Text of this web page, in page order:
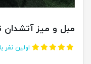
مبل و میز آتشدان
اولین نفر